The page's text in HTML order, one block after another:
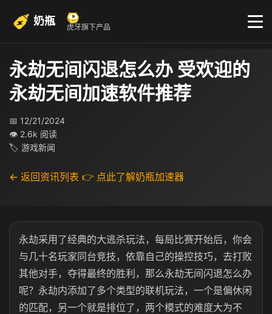
奶瓶 虎牙旗下产品
永劫无间闪退怎么办 受欢迎的
永劫无间加速软件推荐
📅 12/21/2024
👁 2.6k 阅读
🏷 游戏新闻
← 返回资讯列表 👉 点此了解奶瓶加速器
永劫采用了经典的大逃杀玩法，每局比赛开始后，你会
与几十名玩家同台竞技，依靠自己的操控技巧，去打败
其他对手，夺得最终的胜利，那么永劫无间闪退怎么办
呢？永劫内添加了多个类型的联机玩法，一个是偏休闲
的匹配，另一个就是排位了，两个模式的难度大为不